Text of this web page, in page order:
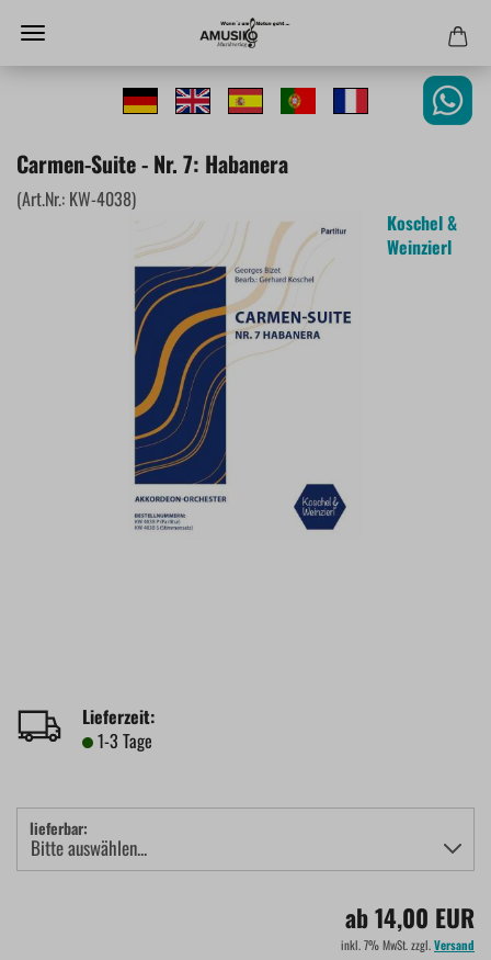
Carmen-Suite - Nr. 7: Habanera
(Art.Nr.: KW-4038)
Koschel &
Weinzierl
Lieferzeit:
1-3 Tage
lieferbar:
ab 14,00 EUR
inkl. 7% MwSt. zzgl.Versand